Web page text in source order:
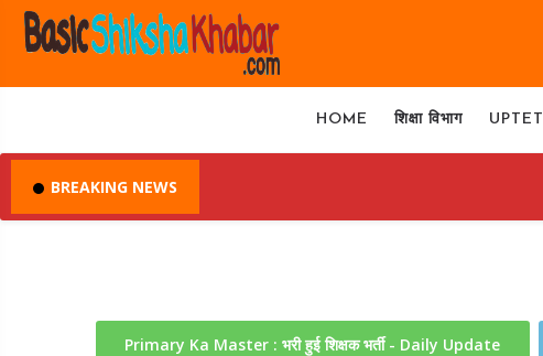
HOME शिक्षा विभाग UPTET
BREAKING NEWS
Primary Ka Master : भरी हुई शिक्षक भर्ती - Daily Update